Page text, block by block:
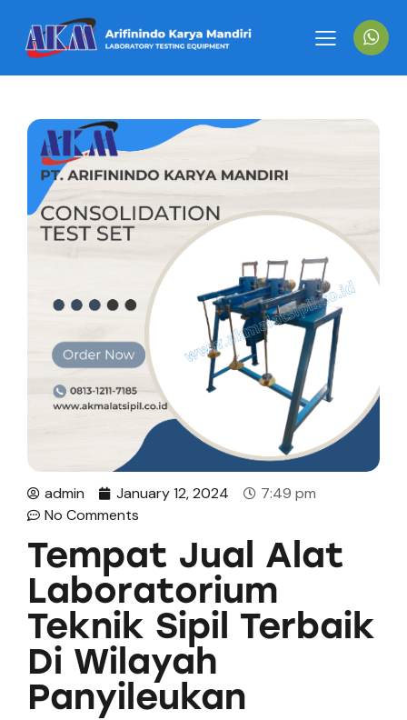
admin January 12, 2024
7:49 pm
No Comments
Tempat Jual Alat
Laboratorium
Teknik Sipil Terbaik
Di Wilayah
Panyileukan